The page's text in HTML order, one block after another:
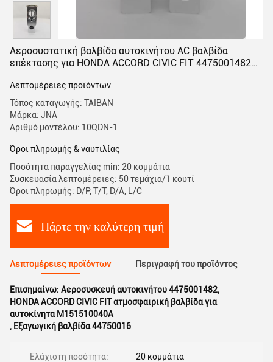
Αεροσυστατική βαλβίδα αυτοκινήτου AC βαλβίδα
επέκτασης για HONDA ACCORD CIVIC FIT 4475001482
Λεπτομέρειες προϊόντων
Τόπος καταγωγής: ΤΑΙΒΑΝ
Μάρκα: JNA
Αριθμό μοντέλου: 10QDN-1
Όροι πληρωμής & ναυτιλίας
Ποσότητα παραγγελίας min: 20 κομμάτια
Συσκευασία λεπτομέρειες: 50 τεμάχια/1 κουτί
Όροι πληρωμής: D/P, T/T, D/A, L/C
Πάρτε την καλύτερη τιμή
Λεπτομέρειες προϊόντων Περιγραφή του προϊόντος
Επισημαίνω: Αεροσυσκευή αυτοκινήτου 4475001482,
HONDA ACCORD CIVIC FIT ατμοσφαιρική βαλβίδα για
αυτοκίνητα M151510040A
, Εξαγωγική βαλβίδα 44750016
Ελάχιστη ποσότητα: 20 κομμάτια